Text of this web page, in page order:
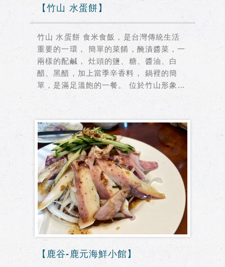
【竹山 水蛋餅】
竹山 水蛋餅 食米食飯，是台灣傳統生活
重要的一環， 簡單的菜餚，醃漬醬菜，一
兩樣的配鹹， 灶頭的鹽、糖、醬油、白
醋、黑醋，加上當季辛香料， 鍋裡的簡
單，是滿足溫飽的一餐。 位於竹山形象商
【鹿谷-鹿元海鮮小館】